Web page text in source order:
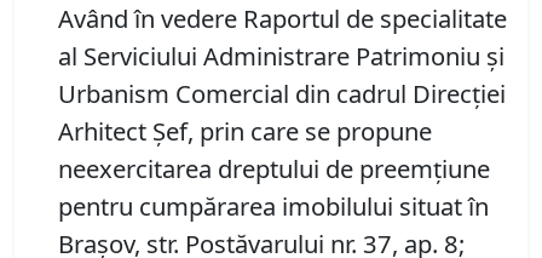
Având în vedere Raportul de specialitate
al Serviciului Administrare Patrimoniu şi
Urbanism Comercial din cadrul Direcției
Arhitect Șef, prin care se propune
neexercitarea dreptului de preemţiune
pentru cumpărarea imobilului situat în
Braşov, str. Postăvarului nr. 37, ap. 8;